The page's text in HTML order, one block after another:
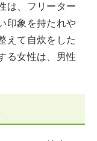
は、フリーター
印象を持たれや
えて自炊をした
る女性は、男性